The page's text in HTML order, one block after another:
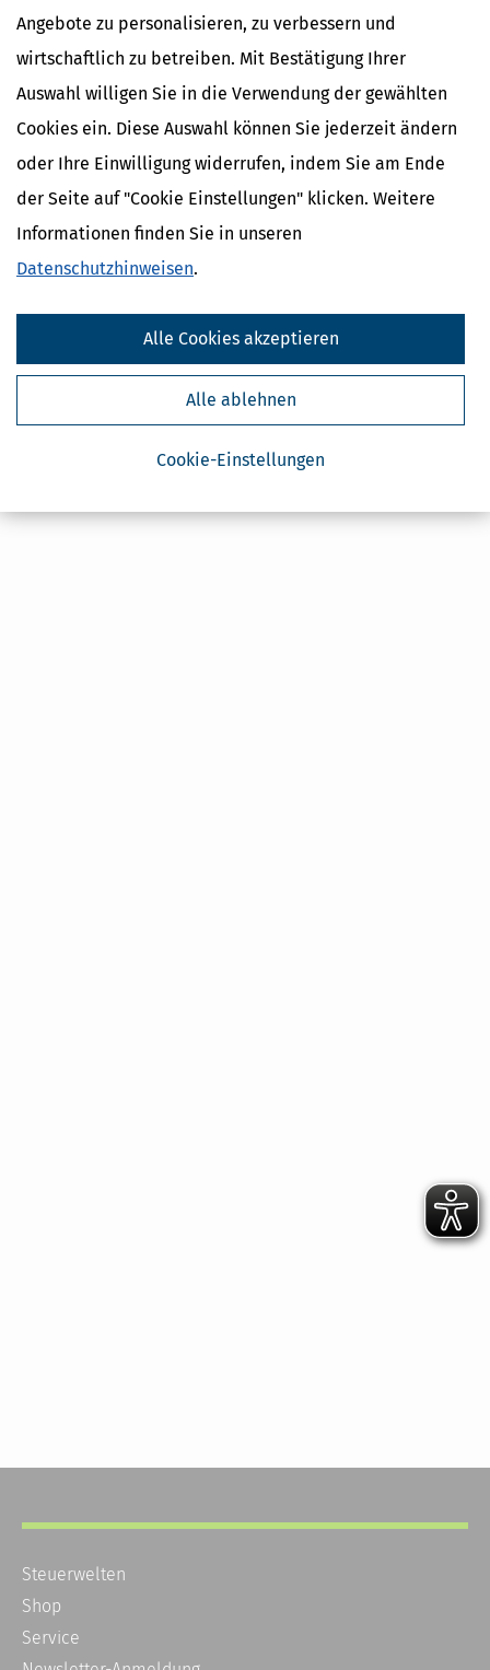
Angebote zu personalisieren, zu verbessern und
wirtschaftlich zu betreiben. Mit Bestätigung Ihrer
Auswahl willigen Sie in die Verwendung der gewählten
Cookies ein. Diese Auswahl können Sie jederzeit ändern
oder Ihre Einwilligung widerrufen, indem Sie am Ende
der Seite auf "Cookie Einstellungen" klicken. Weitere
Informationen finden Sie in unseren
Datenschutzhinweisen.
Cookie-Einstellungen
Alle ablehnen
Alle Cookies akzeptieren
Kostenlose Steuertipps & News
Steuertipps
Geldtipps
Ja, ich möchte die kostenlosen Newsletter
Datenschutzhinweisehabe ich gelesen.
Meine Einwilligung kann ich jederzeit durch
Steuerwelten
Shop
Service